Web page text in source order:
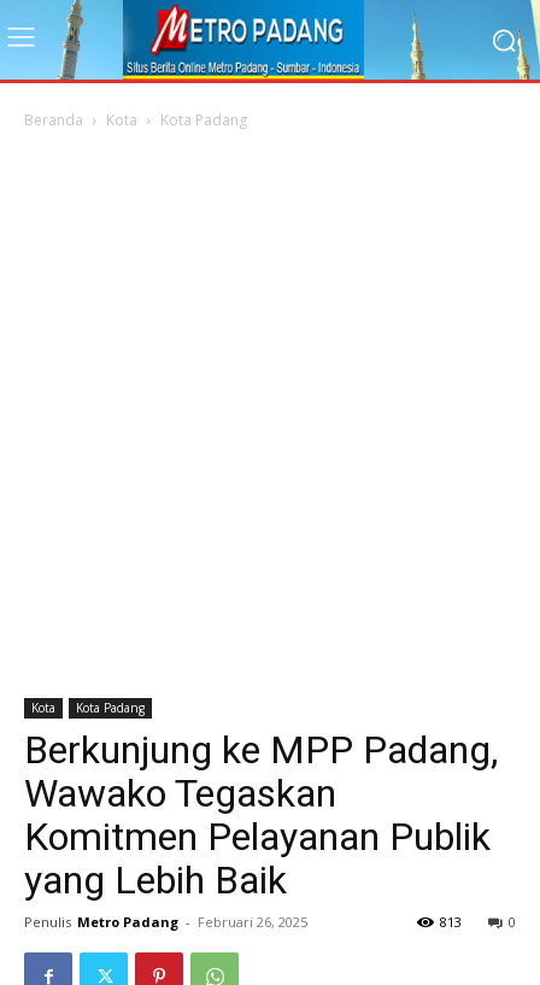
Beranda Kota Kota Padang
Kota Kota Padang
Berkunjung ke MPP Padang,
Wawako Tegaskan
Komitmen Pelayanan Publik
yang Lebih Baik
Penulis Metro Padang - Februari 26, 2025 0
813